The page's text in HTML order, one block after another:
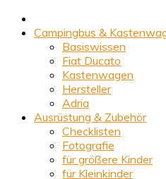
Campingbus &
Basiswissen
Fiat Ducato
Kastenwagen
Hersteller
Adria
Ausrüstung & Zubehör
Checklisten
Fotografie
für größere Kinder
für Kleinkinder